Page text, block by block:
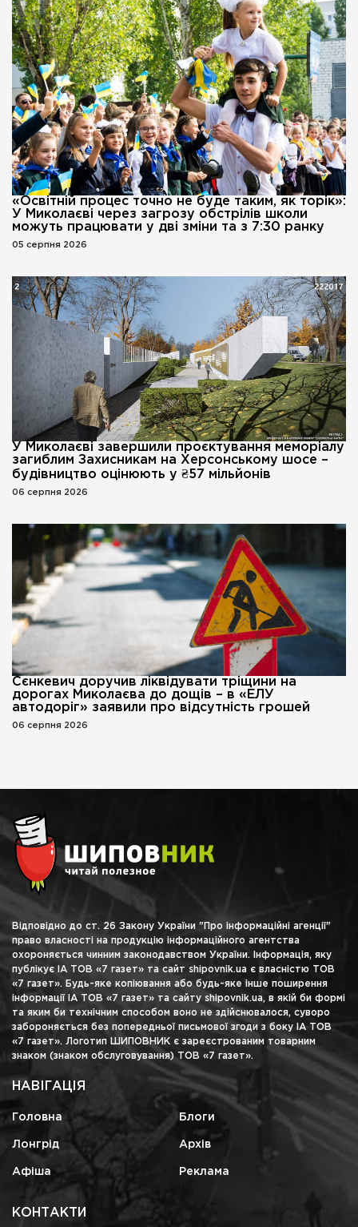
«Освітній процес точно не буде таким, як торік»:
У Миколаєві через загрозу обстрілів школи
можуть працювати у дві зміни та з 7:30 ранку
05 серпня 2026
У Миколаєві завершили проєктування меморіалу
загиблим Захисникам на Херсонському шосе –
будівництво оцінюють у ₴57 мільйонів
06 серпня 2026
Сєнкевич доручив ліквідувати тріщини на
дорогах Миколаєва до дощів – в «ЕЛУ
автодоріг» заявили про відсутність грошей
06 серпня 2026
Відповідно до ст. 26 Закону України "Про інформаційні агенції"
право власності на продукцію інформаційного агентства
охороняється чинним законодавством України. Інформація, яку
публікує ІА ТОВ «7 газет» та сайт shipovnik.ua є власністю ТОВ
«7 газет». Будь-яке копіювання або будь-яке інше поширення
інформації ІА ТОВ «7 газет» та сайту shipovnik.ua, в якій би формі
та яким би технічним способом воно не здійснювалося, суворо
забороняється без попередньої письмової згоди з боку ІА ТОВ
«7 газет». Логотип ШИПОВНИК є зареєстрованим товарним
знаком (знаком обслуговування) ТОВ «7 газет».
НАВІГАЦІЯ
Головна Блоги
Лонгрід Архів
Афіша Реклама
КОНТАКТИ